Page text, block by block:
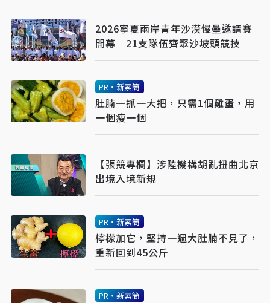
2026寧夏兩岸青年沙漠慢壘邀請賽
開幕 21支隊伍齊聚沙坡頭競技
PR・新素簡
肚腩一抓一大把，只需1個雞蛋，用
一個瘦一個
【張競專欄】涉陸機構胡亂扭曲北京
出境入境新規
PR・新素簡
檸檬加它，堅持一週大肚腩不見了，
重新回到45公斤
PR・新素簡